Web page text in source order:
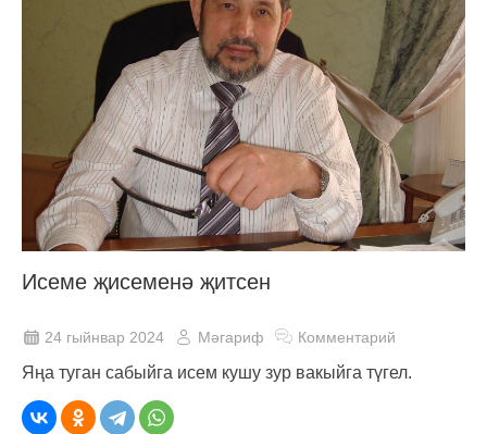
Исеме җисеменә җитсен
24 гыйнвар 2024 Мәгариф Комментарий
Яңа туган сабыйга исем кушу зур вакыйга түгел.